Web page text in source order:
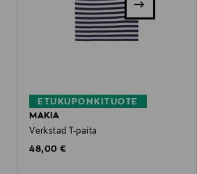
ETUKUPONKITUOTE
MAKIA
Verkstad T-paita
Original Price
48,00 €